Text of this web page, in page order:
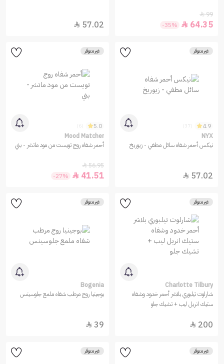
99

64.35

-35%
57.02

غير متوفر
4.9
NYX
نيكس أحمر شفاه سائل مطفي - زيوريخ
57.02

غير متوفر
5.0
Mood Matcher
أحمر شفاه روج تويست من مود ماتشر - بني
56.95

41.51

-27%
غير متوفر
Charlotte Tilbury
شارلوت تيلبوري بلاشر أحمر خدود وشفاه
ستيك انريل ليب + تشيك جلو
200

غير متوفر
Bogenia
بوجينيا روج مرطب شفاه ملمع جلوسينس
39

غير متوفر غير متوفر